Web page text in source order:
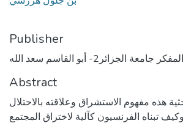
Publisher
جامعة الجزائر2- أبو القاسم سعد الله
Abstract
هذه مفهوم الاستشراق وعلاقته بالاحتلال
تبناه الفرنسيون كآلية لاختراق المجتمع